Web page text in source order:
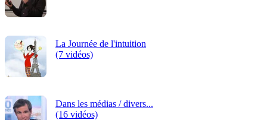
La Journée de l'intuition
(7 vidéos)
Dans les médias / divers...
(16 vidéos)